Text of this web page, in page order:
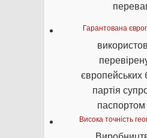
Гарантована
європейських
партія
паспортом
Висока точність